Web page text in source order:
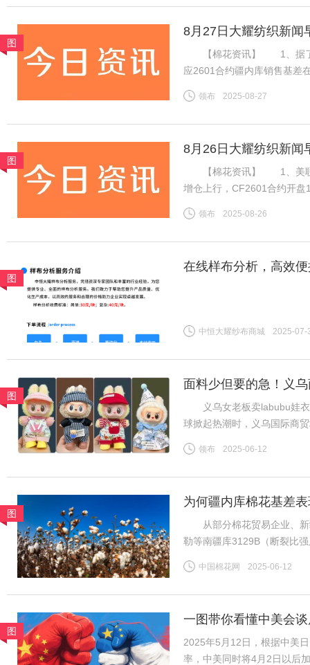
图
8月27日大耀纺织新闻
【棉花资讯】 1、据了解
应2601合约疆内库销售基差
内地库新疆机采棉4129B含杂
领布 2025-08-27
图
8月26日大耀纺织新闻
【棉花资讯】 1、美联储
增仓上行，CF2601合约开
增订单数量有限，但旺季需
领布 2025-08-26
图
在线样布分析，高效
中恒大耀纱布商城 2025-07-
图
面料少但要的急！义
义乌女老板卖labubu娃衣
球掀起热潮时，义乌国际商
终空空如也——订单像潮水
领布 2025-06-12
图
为何疆内库棉花基差
从部分棉花贸易企业、新
勒等南疆库3129B（断裂比
比强度28-30CN/TEX）基差
中国棉花网 2025-06-12
图
一图带你看懂中美会
2025年5月12日，根据中美
率，中美同时将4月2日以后